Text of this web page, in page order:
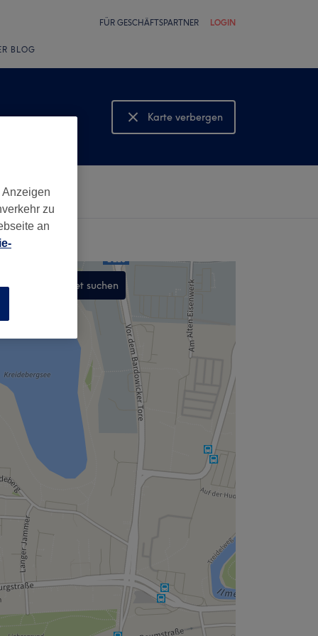
FÜR GESCHÄFTSPARTNER LOGIN
BLOG
Karte verbergen
Karte anzeigen
In diesem Gebiet suchen
zu
an